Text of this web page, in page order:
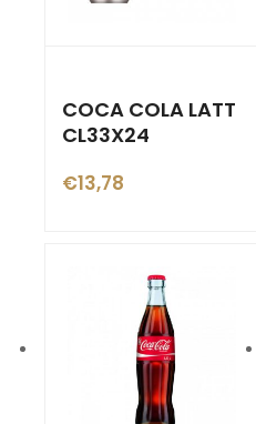
COCA COLA LATT
CL33X24
€13,78